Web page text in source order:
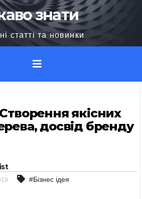
знати
статті та новинки
якісних
досвід бренду
#Бізнес ідея